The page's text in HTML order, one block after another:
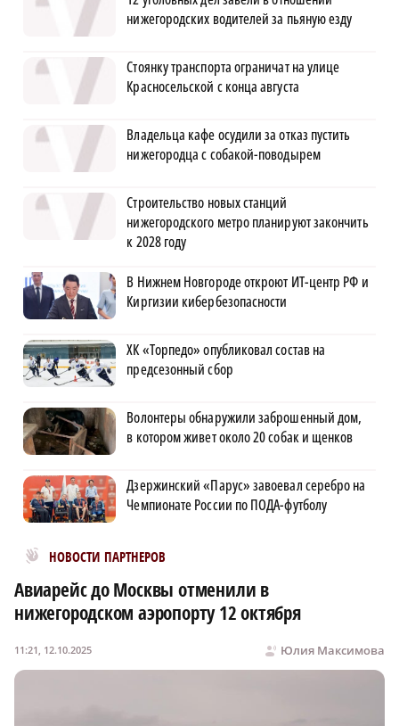
нижегородских водителей за пьяную езду
Стоянку транспорта ограничат на улице
Красносельской с конца августа
Владельца кафе осудили за отказ пустить
нижегородца с собакой-поводырем
Строительство новых станций
нижегородского метро планируют закончить
к 2028 году
В Нижнем Новгороде откроют ИТ-центр РФ и
Киргизии кибербезопасности
ХК «Торпедо» опубликовал состав на
предсезонный сбор
Волонтеры обнаружили заброшенный дом,
в котором живет около 20 собак и щенков
Дзержинский «Парус» завоевал серебро на
Чемпионате России по ПОДА-футболу
НОВОСТИ ПАРТНЕРОВ
Новости МирТесен
Авиарейс до Москвы отменили в
нижегородском аэропорту 12 октября
Юлия Максимова
11:21, 12.10.2025